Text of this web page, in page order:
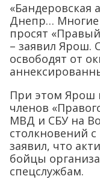
«Бандеровская
Днепр… Многие
просят
– заявил Ярош.
освободят от
При этом Ярош
членов
МВД и СБУ на
столкновений
заявил, что
бойцы
спецслужбам.